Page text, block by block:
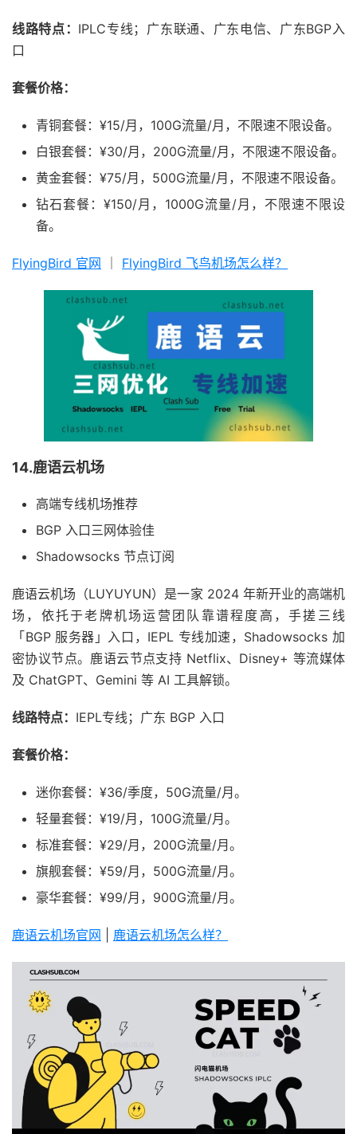
线路特点： IPLC专线；广东联通、广东电信、广东BGP入
口
套餐价格：
青铜套餐：¥15/月，100G流量/月，不限速不限设备。
白银套餐：¥30/月，200G流量/月，不限速不限设备。
黄金套餐：¥75/月，500G流量/月，不限速不限设备。
钻石套餐：¥150/月，1000G流量/月，不限速不限设
备。
FlyingBird 官网 FlyingBird 飞鸟机场怎么样？
14.鹿语云机场
高端专线机场推荐
BGP 入口三网体验佳
Shadowsocks 节点订阅
鹿语云机场（LUYUYUN）是一家 2024 年新开业的高端机
场，依托于老牌机场运营团队靠谱程度高，手搓三线
「BGP 服务器」入口，IEPL 专线加速，Shadowsocks 加
密协议节点。鹿语云节点支持 Netflix、Disney+ 等流媒体
及 ChatGPT、Gemini 等 AI 工具解锁。
线路特点： IEPL专线；广东 BGP 入口
套餐价格：
迷你套餐：¥36/季度，50G流量/月。
轻量套餐：¥19/月，100G流量/月。
标准套餐：¥29/月，200G流量/月。
旗舰套餐：¥59/月，500G流量/月。
豪华套餐：¥99/月，900G流量/月。
鹿语云机场官网 鹿语云机场怎么样？